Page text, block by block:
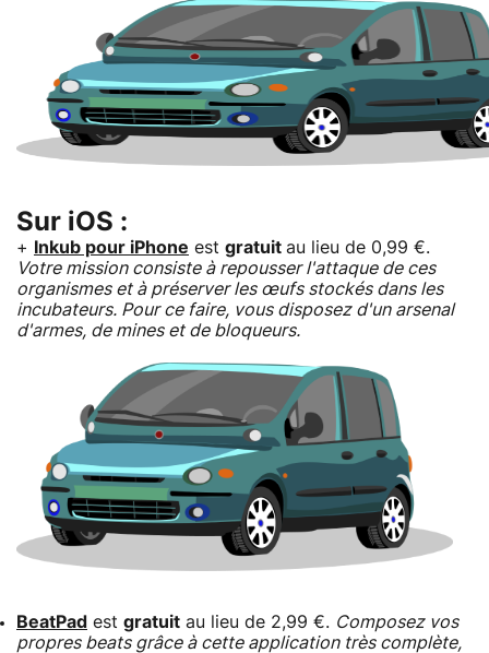
Sur iOS :
+ Inkub pour iPhone est gratuit au lieu de 0,99 €.
Votre mission consiste à repousser l'attaque de ces
organismes et à préserver les œufs stockés dans les
incubateurs. Pour ce faire, vous disposez d'un arsenal
d'armes, de mines et de bloqueurs.
BeatPad est gratuit au lieu de 2,99 €. Composez vos
propres beats grâce à cette application très complète,